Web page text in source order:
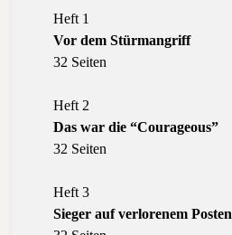
Heft 1
Vor dem Stürmangriff
32 Seiten
Heft 2
Das war die “Courageous”
32 Seiten
Heft 3
Sieger auf verlorenem Posten